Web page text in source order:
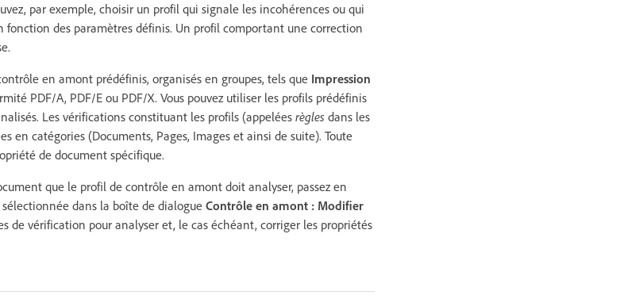
par exemple, choisir un profil qui signale les incohérences ou qui
des paramètres définis. Un profil comportant une correction
en amont prédéfinis, organisés en groupes, tels que Impression
PDF/A, PDF/E ou PDF/X. Vous pouvez utiliser les profils prédéfinis
Les vérifications constituant les profils (appeléesrègles dans les
en catégories (Documents, Pages, Images et ainsi de suite). Toute
de document spécifique.
que le profil de contrôle en amont doit analyser, passez en
dans la boîte de dialogue Contrôle en amont : Modifier
de vérification pour analyser et, le cas échéant, corriger les propriétés